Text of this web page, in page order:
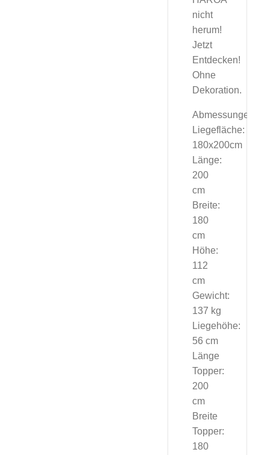
nicht
herum!
Jetzt
Entdecken!
Ohne
Dekoration.
Abmessungen
Liegefläche:
180x200cm
Länge:
200
cm
Breite:
180
cm
Höhe:
112
cm
Gewicht:
137 kg
Liegehöhe:
56 cm
Länge
Topper:
200
cm
Breite
Topper:
180